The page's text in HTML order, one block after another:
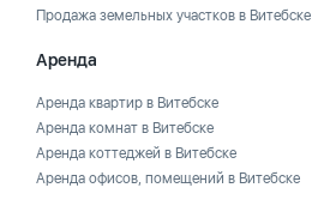
Продажа земельных участков в Витебске
Аренда
Аренда квартир в Витебске
Аренда комнат в Витебске
Аренда коттеджей в Витебске
Аренда офисов, помещений в Витебске